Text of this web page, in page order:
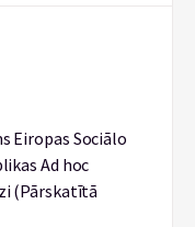
Eiropas Sociālo
Ad hoc
(Pārskatītā